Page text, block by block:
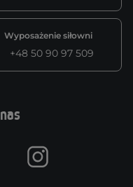
Wyposażenie siłowni
+48 50 90 97 509
Instagram